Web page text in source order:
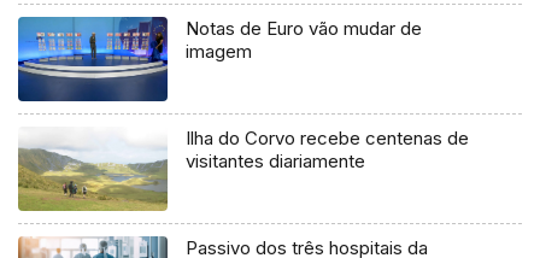
Notas de Euro vão mudar de
imagem
Ilha do Corvo recebe centenas de
visitantes diariamente
Passivo dos três hospitais da